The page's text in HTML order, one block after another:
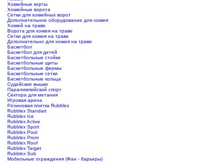
Хоккейные корты
Хоккейные ворота
Сетки для хоккейных ворот
Дополнительное оборудование для хоккея
Хоккей на траве
Ворота для хоккея на траве
Сетки для хоккея на траве
Дополнительно для хоккея на траве
Баскетбол
Баскетбол для детей
Баскетбольные стойки
Баскетбольные щиты
Баскетбольные фермы
Баскетбольные сетки
Баскетбольные кольца
Судейские вышки
Паралимпийский спорт
Сектора для метания
Игровая арена
Резиновая плитка Rubblex
Rubblex Standart
Rubblex Ice
Rubblex Active
Rubblex Sport
Rubblex Pool
Rubblex Prom
Rubblex Roof
Rubblex Target
Rubblex Sub
Мобильные ограждения (Фан - барьеры)